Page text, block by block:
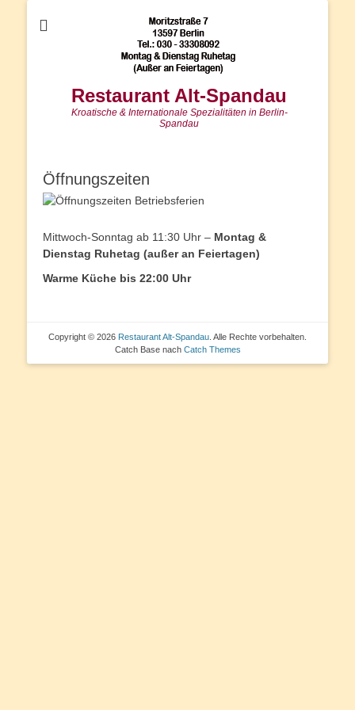
Restaurant Alt-Spandau
Kroatische & Internationale Spezialitäten in Berlin-
Spandau
Öffnungszeiten
Mittwoch-Sonntag ab 11:30 Uhr – Montag &
Dienstag Ruhetag (außer an Feiertagen)
Warme Küche bis 22:00 Uhr
Copyright © 2026 Restaurant Alt-Spandau . Alle Rechte vorbehalten.
Catch Base nach Catch Themes